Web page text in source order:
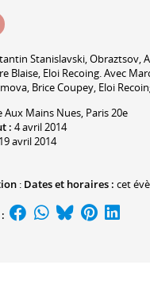
Stanislavski,Obraztsov,
Blaise, Eloi Recoing. Avec
, Brice Coupey, Eloi
Aux Mains Nues, Paris 20e
: 4 avril 2014
19 avril 2014
: Dates et horaires : cet